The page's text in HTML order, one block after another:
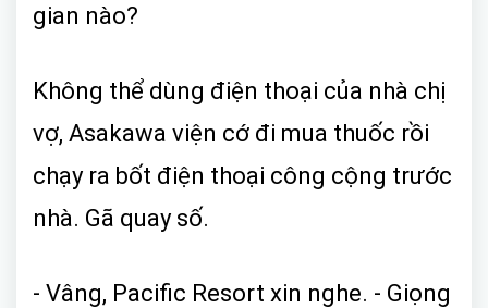
gian nào?
Không thể dùng điện thoại của nhà chị
vợ, Asakawa viện cớ đi mua thuốc rồi
chạy ra bốt điện thoại công cộng trước
nhà. Gã quay số.
- Vâng, Pacific Resort xin nghe. - Giọng